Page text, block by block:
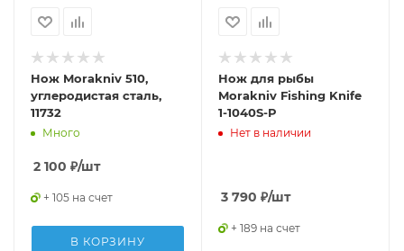
Нож Morakniv 510,
углеродистая сталь,
11732
Много
2 100 ₽/шт
+ 105 на счет
В КОРЗИНУ
Нож для рыбы
Morakniv Fishing Knife
1-1040S-P
Нет в наличии
3 790 ₽/шт
+ 189 на счет